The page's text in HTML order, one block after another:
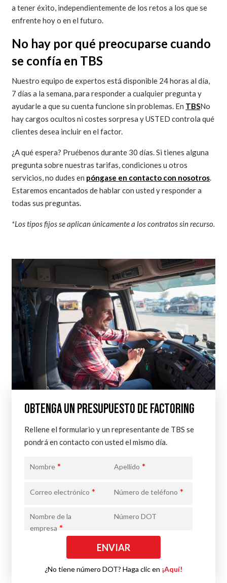
a tener éxito, independientemente de los retos a los que se
enfrente hoy o en el futuro.
No hay por qué preocuparse cuando
se confía en TBS
Nuestro equipo de expertos está disponible 24 horas al día,
7 días a la semana, para responder a cualquier pregunta y
ayudarle a que su cuenta funcione sin problemas. En TBSNo
hay cargos ocultos ni costes sorpresa y USTED controla qué
clientes desea incluir en el factor.
¿A qué espera? Pruébenos durante 30 días. Si tienes alguna
pregunta sobre nuestras tarifas, condiciones u otros
servicios, no dudes en póngase en contacto con nosotros.
Estaremos encantados de hablar con usted y responder a
todas sus preguntas.
*Los tipos fijos se aplican únicamente a los contratos sin recurso.
OBTENGA UN PRESUPUESTO DE FACTORING
Rellene el formulario y un representante de TBS se
pondrá en contacto con usted el mismo día.
Nombre * Apellido *
Correo electrónico * Número de teléfono *
Nombre de la
empresa *
Número DOT
¿No tiene número DOT? Haga clic en ¡Aquí!